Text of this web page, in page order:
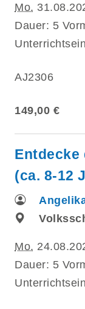
Mo.
Dauer: 5
AJ2306
149,00 €
Entdecke
(ca. 8-12
Mo.
Dauer: 5